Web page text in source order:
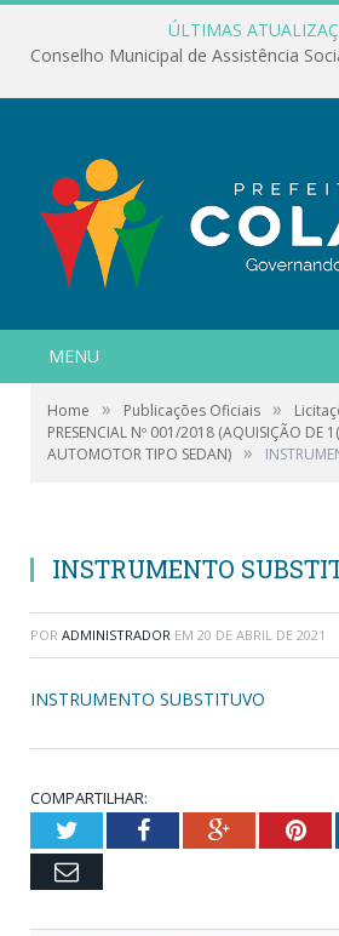
ÚLTIMAS
MENU
Home » Publicações Oficiais »
PRESENCIAL Nº 001/2018 (AQUISIÇÃO DE
AUTOMOTOR TIPO SEDAN) »
INSTRUMENTO
POR ADMINISTRADOR EM 20 DE ABRIL DE 2021
INSTRUMENTO SUBSTITUVO
COMPARTILHAR:
TwitterFacebookGoogle+
Email